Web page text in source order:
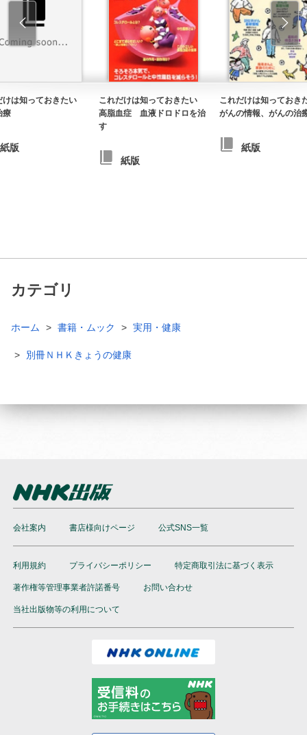
けは知っておきたい
療
紙版
これだけは知っておきたい
高脂血症 血液ドロドロを治
す
紙版
これだけは知ってお
がんの情報、がんの治
紙版
カテゴリ
ホーム 書籍・ムック 実用・健康
別冊ＮＨＫきょうの健康
会社案内 書店様向けページ 公式SNS一覧
利用規約 プライバシーポリシー 特定商取引法に基づく表示
著作権等管理事業者許諾番号 お問い合わせ
当社出版物等の利用について